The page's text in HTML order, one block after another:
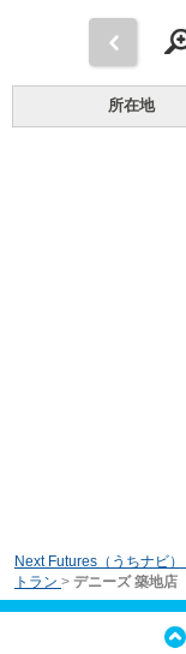
所在地
Next Futures（うちナビ）
トラン > デニーズ 築地店